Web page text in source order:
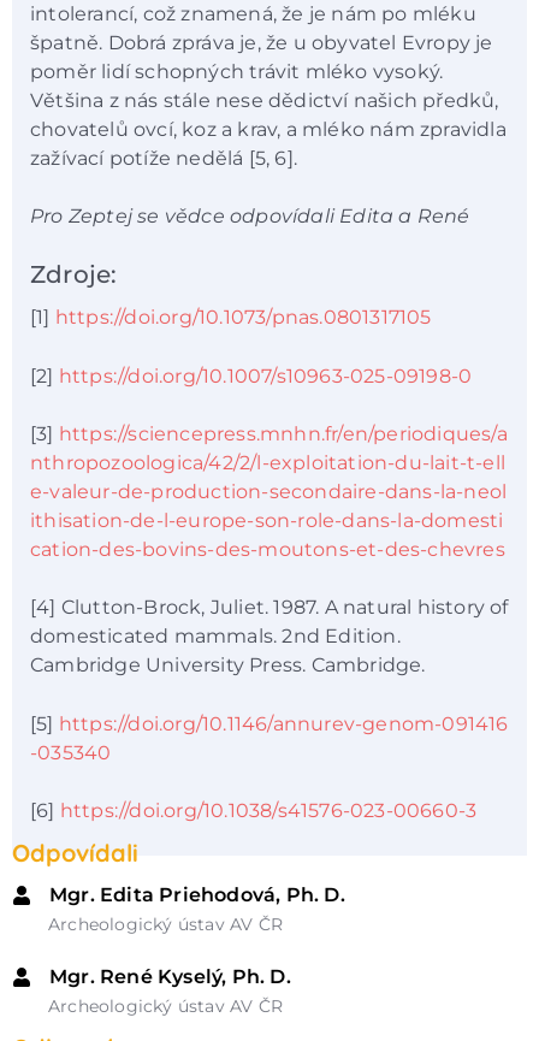
intolerancí, což znamená, že je nám po mléku
špatně. Dobrá zpráva je, že u obyvatel Evropy je
poměr lidí schopných trávit mléko vysoký.
Většina z nás stále nese dědictví našich předků,
chovatelů ovcí, koz a krav, a mléko nám zpravidla
zažívací potíže nedělá [5, 6].
Pro Zeptej se vědce odpovídali Edita a René
Zdroje:
[1] https://doi.org/10.1073/pnas.0801317105
[2] https://doi.org/10.1007/s10963-025-09198-0
[3] https://sciencepress.mnhn.fr/en/periodiques/a
nthropozoologica/42/2/l-exploitation-du-lait-t-ell
e-valeur-de-production-secondaire-dans-la-neol
ithisation-de-l-europe-son-role-dans-la-domesti
cation-des-bovins-des-moutons-et-des-chevres
[4] Clutton-Brock, Juliet. 1987. A natural history of
domesticated mammals. 2nd Edition.
Cambridge University Press. Cambridge.
[5] https://doi.org/10.1146/annurev-genom-091416
-035340
[6] https://doi.org/10.1038/s41576-023-00660-3
Odpovídali
Mgr. Edita Priehodová, Ph. D.
Archeologický ústav AV ČR
Mgr. René Kyselý, Ph. D.
Archeologický ústav AV ČR